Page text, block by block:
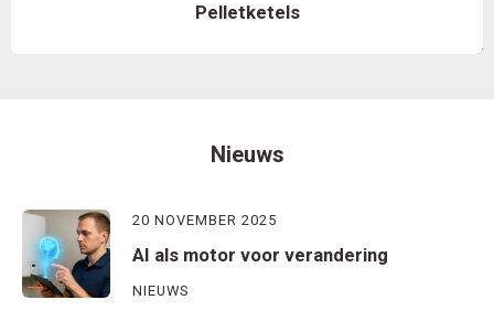
Pelletketels
Nieuws
20 NOVEMBER 2025
AI als motor voor verandering
NIEUWS